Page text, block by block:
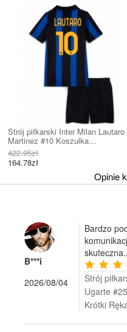
Strój piłkarski Inter Milan Lautaro
Martinez #10 Koszulka
Podstawowej dziecięce 2026-27
Krótki Rękaw (+ Krótkie spodenki)
422.95zł
164.78zł
Opinie
B***i
2026/08/04
Bardzo
Strój
Ugarte
Krótki